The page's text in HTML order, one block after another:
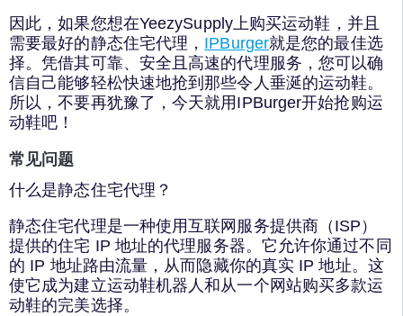
因此，如果您想在YeezySupply上购买运动鞋，并且
需要最好的静态住宅代理， IPBurger就是您的最佳选
择。凭借其可靠、安全且高速的代理服务，您可以确
信自己能够轻松快速地抢到那些令人垂涎的运动鞋。
所以，不要再犹豫了，今天就用IPBurger开始抢购运
动鞋吧！
常见问题
什么是静态住宅代理？
静态住宅代理是一种使用互联网服务提供商（ISP）
提供的住宅 IP 地址的代理服务器。它允许你通过不同
的 IP 地址路由流量，从而隐藏你的真实 IP 地址。这
使它成为建立运动鞋机器人和从一个网站购买多款运
动鞋的完美选择。